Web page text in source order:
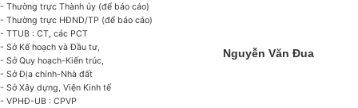
- Thường trực Thành ủy (để báo cáo)
- Thường trực HĐND/TP (để báo cáo)
- TTUB : CT, các PCT
- Sở Kế hoạch và Đầu tư,
- Sở Quy hoạch-Kiến trúc,
- Sở Địa chính-Nhà đất
- Sở Xây dựng, Viện Kinh tế
- VPHĐ-UB : CPVP
Nguyễn Văn Đua